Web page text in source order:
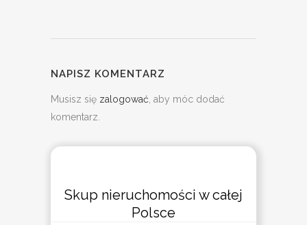
NAPISZ KOMENTARZ
Musisz się zalogować, aby móc dodać
komentarz.
Skup nieruchomości w całej
Polsce